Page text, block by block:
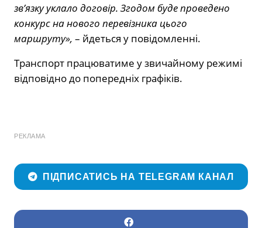
зв’язку уклало договір. Згодом буде проведено
конкурс на нового перевізника цього
маршруту», – йдеться у повідомленні.
Транспорт працюватиме у звичайному режимі
відповідно до попередніх графіків.
РЕКЛАМА
ПІДПИСАТИСЬ НА TELEGRAM КАНАЛ